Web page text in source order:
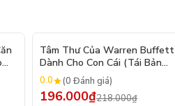
- 10%
Tâm Thư Của Warren Buffett
Dành Cho Con Cái (Tái Bản
2026)
0.0 (0 Đánh giá)
196.000₫218.000₫